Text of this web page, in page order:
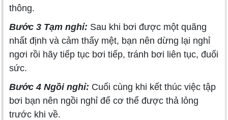
thông.
Bước 3 Tạm nghỉ: Sau khi bơi được một quãng
nhất định và cảm thấy mệt, bạn nên dừng lại nghỉ
ngơi rồi hãy tiếp tục bơi tiếp, tránh bơi liên tục, đuối
sức.
Bước 4 Ngồi nghỉ: Cuối cùng khi kết thúc việc tập
bơi bạn nên ngồi nghỉ để cơ thể được thả lỏng
trước khi về.